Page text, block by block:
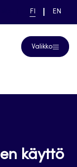
linkki pääsivustolle
NYKYINEN
FI
VAIHDA
EN
Valikko
käyttö